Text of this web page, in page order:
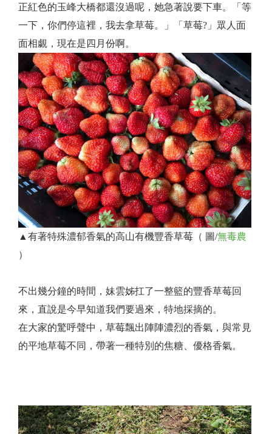
正紅色的玉峰大橋都還沒過呢，她急著說要下車。「等
一下，你們停這裡，我去拿草莓。」「草莓?」眾人面
面相覷，現在是四月份啊。
▲有著特殊濃郁香氣的高山有機豐香草莓（ 圖/無毒農
）
不出幾分鐘的時間，妹雲姊扛了一整籃的豐香草莓回
來，直說是今早知道我們要過來，特地採摘的。
在大家的驚呼聲中，草莓飄出陣陣濃烈的香氣，與常見
的平地草莓不同，帶著一種特別的焦糖、優格香氣。